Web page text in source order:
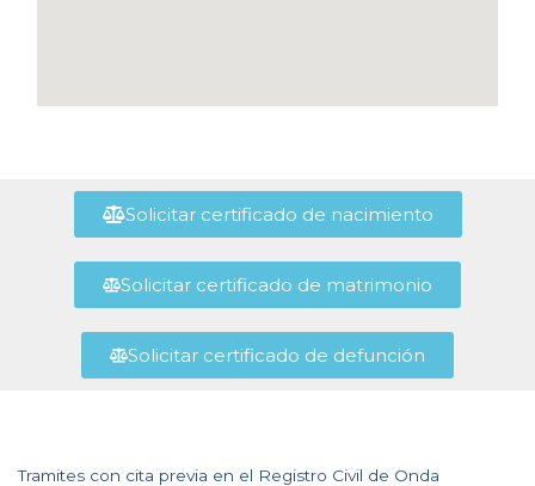
Solicitar certificado de nacimiento
Solicitar certificado de matrimonio
Solicitar certificado de defunción
Tramites con cita previa en el Registro Civil de Onda